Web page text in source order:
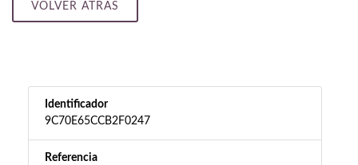
VOLVER ATRÁS
Identificador
9C70E65CCB2F0247
Referencia